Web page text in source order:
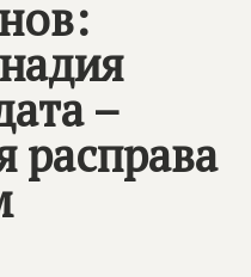
–
расправа